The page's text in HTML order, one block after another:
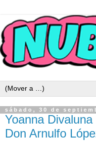
sábado, 30 de
Yoanna
Don Arnulfo